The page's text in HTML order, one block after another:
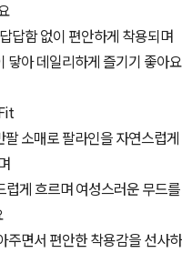
답함 없이 편안하게 착용되며
닿아 데일리하게 즐기기 좋아요
소매로 팔라인을 자연스럽게
게 흐르며 여성스러운 무드를
주면서 편안한 착용감을 선사하